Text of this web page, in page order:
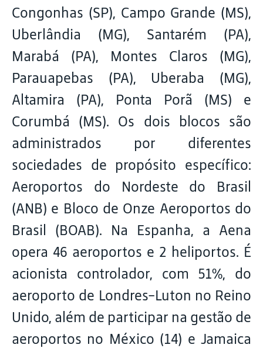
Congonhas (SP), Campo Grande (MS),
Uberlândia (MG), Santarém (PA),
Marabá (PA), Montes Claros (MG),
Parauapebas (PA), Uberaba (MG),
Altamira (PA), Ponta Porã (MS) e
Corumbá (MS). Os dois blocos são
administrados por diferentes
sociedades de propósito específico:
Aeroportos do Nordeste do Brasil
(ANB) e Bloco de Onze Aeroportos do
Brasil (BOAB). Na Espanha, a Aena
opera 46 aeroportos e 2 heliportos. É
acionista controlador, com 51%, do
aeroporto de Londres-Luton no Reino
Unido, além de participar na gestão de
aeroportos no México (14) e Jamaica